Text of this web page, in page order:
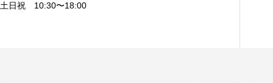
土日祝 10:30〜18:00